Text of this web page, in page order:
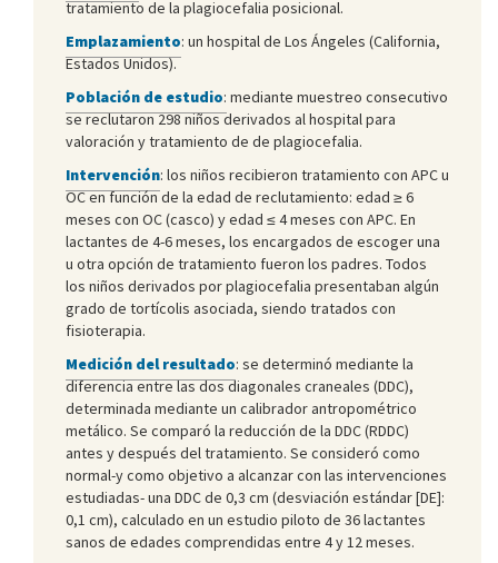
tratamiento de la plagiocefalia posicional.
Emplazamiento: un hospital de Los Ángeles (California,
Estados Unidos).
Población de estudio: mediante muestreo consecutivo
se reclutaron 298 niños derivados al hospital para
valoración y tratamiento de de plagiocefalia.
Intervención: los niños recibieron tratamiento con APC u
OC en función de la edad de reclutamiento: edad ≥ 6
meses con OC (casco) y edad ≤ 4 meses con APC. En
lactantes de 4-6 meses, los encargados de escoger una
u otra opción de tratamiento fueron los padres. Todos
los niños derivados por plagiocefalia presentaban algún
grado de tortícolis asociada, siendo tratados con
fisioterapia.
Medición del resultado: se determinó mediante la
diferencia entre las dos diagonales craneales (DDC),
determinada mediante un calibrador antropométrico
metálico. Se comparó la reducción de la DDC (RDDC)
antes y después del tratamiento. Se consideró como
normal-y como objetivo a alcanzar con las intervenciones
estudiadas- una DDC de 0,3 cm (desviación estándar [DE]:
0,1 cm), calculado en un estudio piloto de 36 lactantes
sanos de edades comprendidas entre 4 y 12 meses.